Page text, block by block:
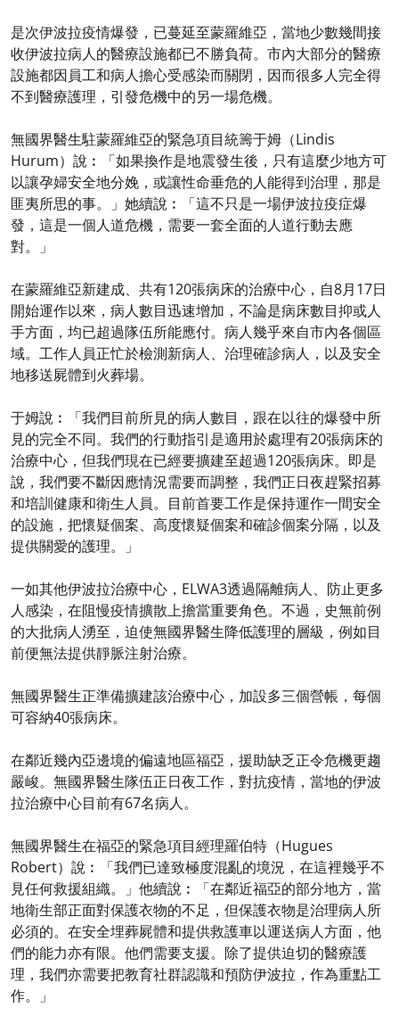
是次伊波拉疫情爆發，已蔓延至蒙羅維亞，當地少數幾間接
收伊波拉病人的醫療設施都已不勝負荷。市內大部分的醫療
設施都因員工和病人擔心受感染而關閉，因而很多人完全得
不到醫療護理，引發危機中的另一場危機。
無國界醫生駐蒙羅維亞的緊急項目統籌于姆（Lindis
Hurum）說︰「如果換作是地震發生後，只有這麼少地方可
以讓孕婦安全地分娩，或讓性命垂危的人能得到治理，那是
匪夷所思的事。」她續說︰「這不只是一場伊波拉疫症爆
發，這是一個人道危機，需要一套全面的人道行動去應
對。」
在蒙羅維亞新建成、共有120張病床的治療中心，自8月17日
開始運作以來，病人數目迅速增加，不論是病床數目抑或人
手方面，均已超過隊伍所能應付。病人幾乎來自市內各個區
域。工作人員正忙於檢測新病人、治理確診病人，以及安全
地移送屍體到火葬場。
于姆說︰「我們目前所見的病人數目，跟在以往的爆發中所
見的完全不同。我們的行動指引是適用於處理有20張病床的
治療中心，但我們現在已經要擴建至超過120張病床。即是
說，我們要不斷因應情況需要而調整，我們正日夜趕緊招募
和培訓健康和衛生人員。目前首要工作是保持運作一間安全
的設施，把懷疑個案、高度懷疑個案和確診個案分隔，以及
提供關愛的護理。」
一如其他伊波拉治療中心，ELWA3透過隔離病人、防止更多
人感染，在阻慢疫情擴散上擔當重要角色。不過，史無前例
的大批病人湧至，迫使無國界醫生降低護理的層級，例如目
前便無法提供靜脈注射治療。
無國界醫生正準備擴建該治療中心，加設多三個營帳，每個
可容納40張病床。
在鄰近幾內亞邊境的偏遠地區福亞，援助缺乏正令危機更趨
嚴峻。無國界醫生隊伍正日夜工作，對抗疫情，當地的伊波
拉治療中心目前有67名病人。
無國界醫生在福亞的緊急項目經理羅伯特（Hugues
Robert）說︰「我們已達致極度混亂的境況，在這裡幾乎不
見任何救援組織。」他續說︰「在鄰近福亞的部分地方，當
地衛生部正面對保護衣物的不足，但保護衣物是治理病人所
必須的。在安全埋葬屍體和提供救護車以運送病人方面，他
們的能力亦有限。他們需要支援。除了提供迫切的醫療護
理，我們亦需要把教育社群認識和預防伊波拉，作為重點工
作。」